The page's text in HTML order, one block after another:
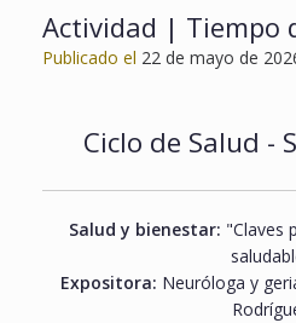
Actividad | Tiempo
Publicado el 22 de mayo de
Ciclo de Salud -
Salud y bienestar: "Claves
Expositora: Neuróloga y